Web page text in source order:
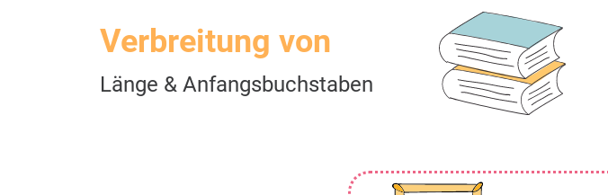
Verbreitung von
Länge & Anfangsbuchstaben